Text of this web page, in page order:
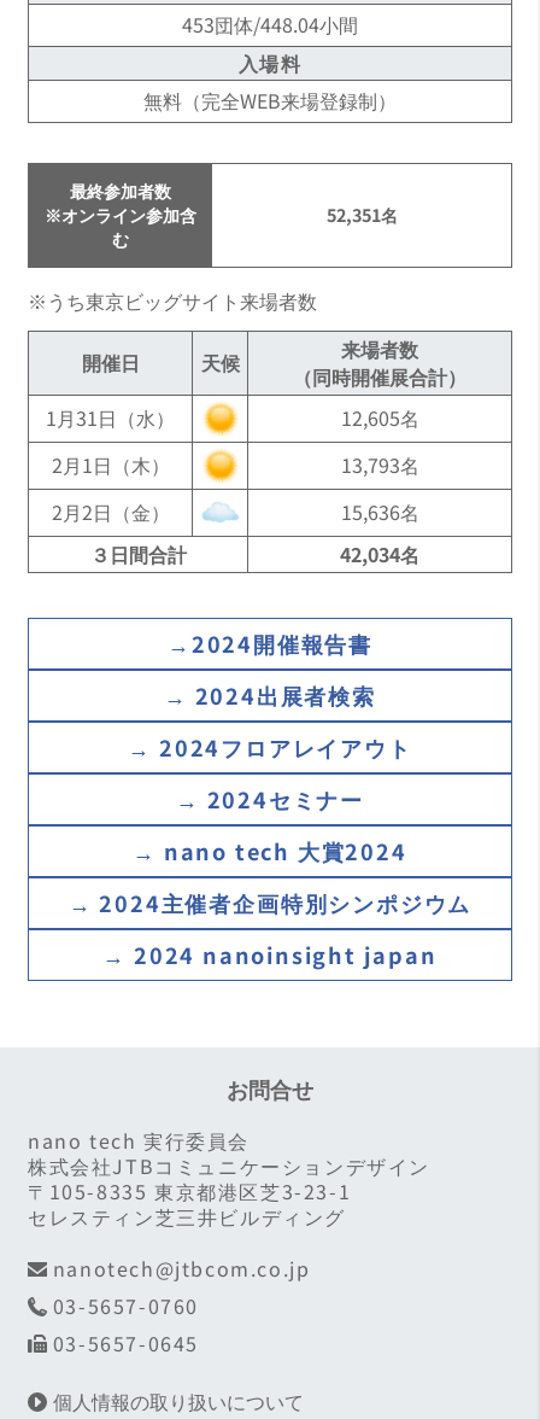
ネス推進協議会 事務局長）
伊藤 忠（文部科学省「材料の社会実装に向けた
プロセスサイエンス構築事業（Materealize）」
サブプログラムディレクター）
上島 貢（日本ゼオン株式会社 CNT事業推進部 事
金子 和生 （国立研究開発法人新エネルギー・産
業技術総合開発機構 材料・ナノテクノロジー部
部長）
黒川 卓（中部大学 人間力創成教育院 教授 / 東北
大学 特任教授 / 東京都市大学 客員教授 / 成蹊大
学 客員研究員）
後藤 一起 (東レ株式会社 研究・開発企画部長兼
CR企画室長兼技術センター企画室参事)
小林 彰宏 （日本電子株式会社 取締役兼常務執行
究機構 機構長・教授）
白根 昌之 （日本電気株式会社 セキュアシステム
プラットフォーム研究所 量子コンピューティン
グ研究グループ ディレクター）
武仲 能子（国立研究開発法人産業技術総合研究
所 材料・化学領域 機能化学研究部門 主任研究
員）
竹村 誠洋（国立研究開発法人物質・材料研究機
構（NIMS）SIP推進室 室長）
田中 秀吉（国立研究開発法人情報通信研究機構
構 技術開発・共用部門 部門長）
内藤 牧男（大阪大学名誉教授）
長山 智男（株式会社リコー 先端技術研究所 技術
経営センター 技術戦略室 Executive Technology
西島 和三（独立行政法人 日本学術振興会 監事 /
東北大学 未来科学技術共同研究センター 特任教
授 / 横浜市立大学 医学部 客員教授）
原 重樹（国立研究開発法人 産業技術総合研究所
453団体/448.04小間
入場料
無料（完全WEB来場登録制）
最終参加者数
※オンライン参加含
む
52,351名
※うち東京ビッグサイト来場者数
開催日 天候
来場者数
（同時開催展合計）
1月31日（水）
12,605名
2月1日（木）
13,793名
2月2日（金）
15,636名
３日間合計
42,034名
→2024開催報告書
→ 2024出展者検索
→ 2024フロアレイアウト
→ 2024セミナー
→ nano tech 大賞2024
→ 2024主催者企画特別シンポジウム
→ 2024 nanoinsight japan
お問合せ
nano tech 実行委員会
株式会社JTBコミュニケーションデザイン
〒105-8335 東京都港区芝3-23-1
セレスティン芝三井ビルディング
nanotech@jtbcom.co.jp
03-5657-0760
03-5657-0645
個人情報の取り扱いについて